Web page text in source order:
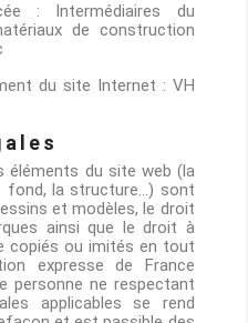
: Intermédiaires du
de construction
du site Internet : VH
éléments du site web (la
fond, la structure...) sont
et modèles, le droit
ainsi que le droit à
copiés ou imités en tout
expresse de France
personne ne respectant
applicables se rend